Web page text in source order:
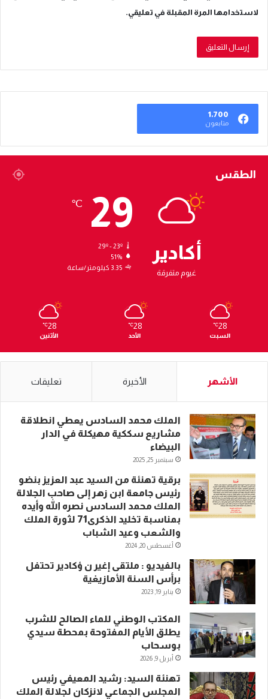
لاستخدامها المرة المقبلة في تعليقي.
1٬700
متابعون
الطقس
أكادير
غيوم متفرقة
29
℃
29º - 23º
51%
3.35 كيلومتر/ساعة
28
℃
السبت
28
℃
الأحد
28
℃
الأثنين
الأشهر الأخيرة تعليقات
الملك محمد السادس يعطي انطلاقة
مشاريع سككية مهيكلة في الدار
البيضاء
سبتمبر 25, 2025
برقية تهنئة من السيد عبد العزيز بنضو
رئيس جامعة ابن زهر إلى صاحب الجلالة
الملك محمد السادس نصره الله وأيده
بمناسبة تخليد الذكرى71 لثورة الملك
والشعب وعيد الشباب
أغسطس 20, 2024
بالفيديو : ملتقى إغير ن ؤكادير تحتفل
برأس السنة الأمازيغية
يناير 19, 2023
المكتب الوطني للماء الصالح للشرب
يطلق الأيام المفتوحة بمحطة سيدي
بوسحاب
أبريل 9, 2026
تهنئة السيد: رشيد المعيفي رئيس
المجلس الجماعي لانزكان لجلالة الملك